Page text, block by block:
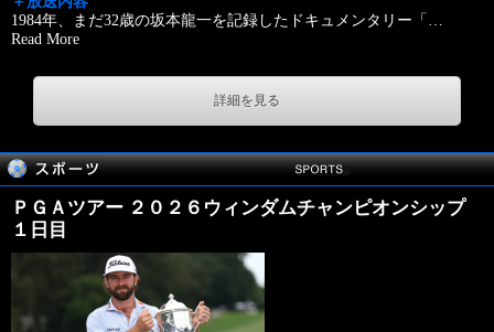
1984年、まだ32歳の坂本龍一を記録したドキュメンタリー「 …
Read More
詳細を見る
ＰＧＡツアー ２０２６ウィンダムチャンピオンシップ
１日目